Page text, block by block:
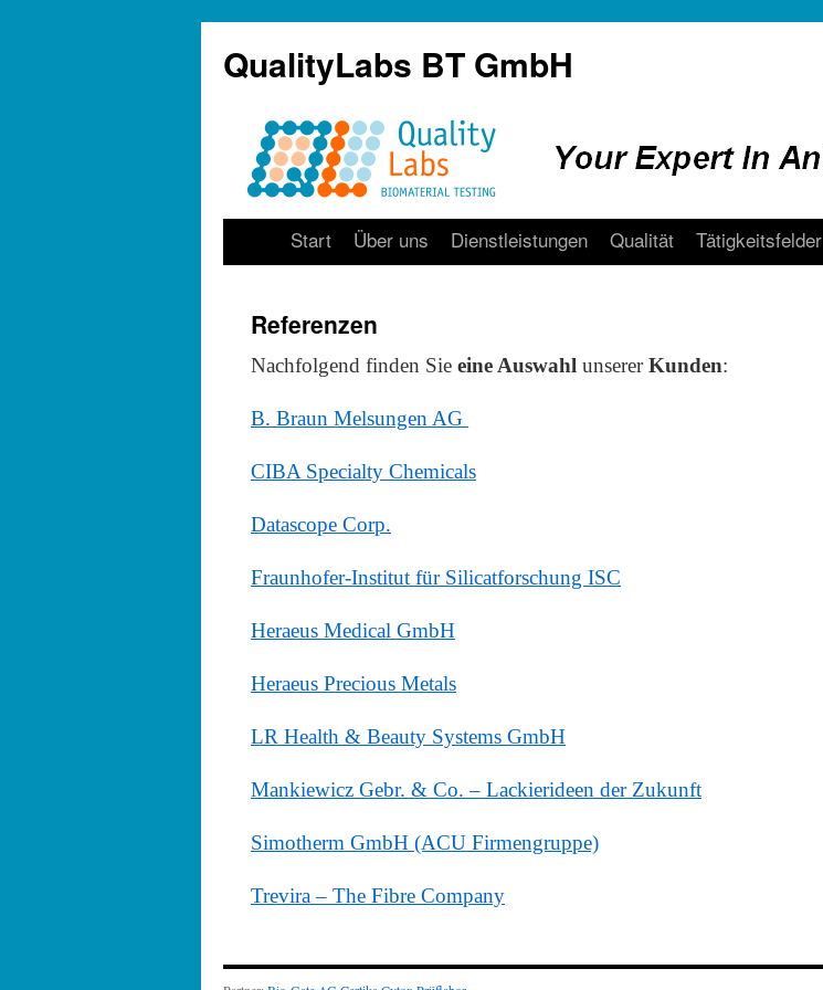
QualityLabs BT GmbH
Start Über uns Dienstleistungen Qualität Tätigkeitsfelder
Referenzen
Nachfolgend finden Sie eine Auswahl unsererKunden:
B. Braun Melsungen AG
CIBA Specialty Chemicals
Datascope Corp.
Fraunhofer-Institut für Silicatforschung ISC
Heraeus Medical GmbH
Heraeus Precious Metals
LR Health & Beauty Systems GmbH
Mankiewicz Gebr. & Co. – Lackierideen der Zukunft
Simotherm GmbH (ACU Firmengruppe)
Trevira – The Fibre Company